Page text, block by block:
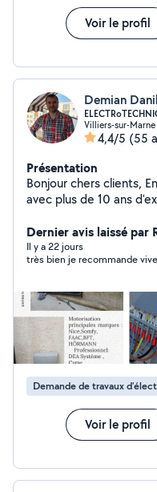
Voir le profil
Demian
Villiers-sur-
4,4/5 (55
Présentation
Bonjour chers clients, En tant que AutoEntrepreneur
avec plus de 10 ans
MOTORISATION,
TYPES des PORTAILS, Porte de
banne,FENÊTRES , Vitriers , Volets Roulants et autres
télécommandes, Installation
SOUDURE et tout le
tout en assurant sécurité , confort et durabilité.
N'hésitez pas me contacter . Je reste
disposition pour
Cordialement, Dimitri
Dernier avis laissé par
Il y a 22 jours
très bien je recommande
Demande de travaux
Voir le profil